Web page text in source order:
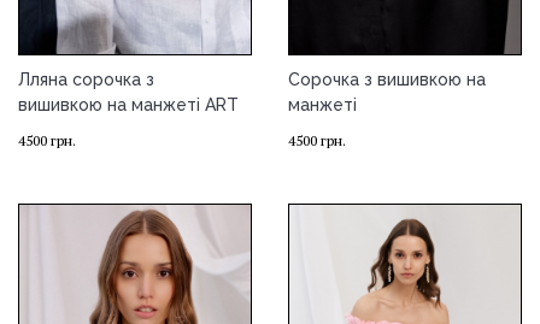
Лляна сорочка з
вишивкою на манжеті ART
4500 грн.
Сорочка з вишивкою на
манжеті
4500 грн.